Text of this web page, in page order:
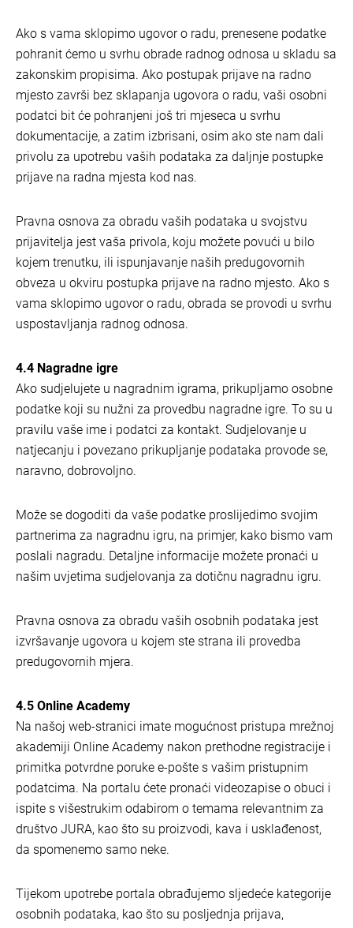
Ako s vama sklopimo ugovor o radu, prenesene podatke
pohranit ćemo u svrhu obrade radnog odnosa u skladu sa
zakonskim propisima. Ako postupak prijave na radno
mjesto završi bez sklapanja ugovora o radu, vaši osobni
podatci bit će pohranjeni još tri mjeseca u svrhu
dokumentacije, a zatim izbrisani, osim ako ste nam dali
privolu za upotrebu vaših podataka za daljnje postupke
prijave na radna mjesta kod nas.
Pravna osnova za obradu vaših podataka u svojstvu
prijavitelja jest vaša privola, koju možete povući u bilo
kojem trenutku, ili ispunjavanje naših predugovornih
obveza u okviru postupka prijave na radno mjesto. Ako s
vama sklopimo ugovor o radu, obrada se provodi u svrhu
uspostavljanja radnog odnosa.
4.4 Nagradne igre
Ako sudjelujete u nagradnim igrama, prikupljamo osobne
podatke koji su nužni za provedbu nagradne igre. To su u
pravilu vaše ime i podatci za kontakt. Sudjelovanje u
natjecanju i povezano prikupljanje podataka provode se,
naravno, dobrovoljno.
Može se dogoditi da vaše podatke proslijedimo svojim
partnerima za nagradnu igru, na primjer, kako bismo vam
poslali nagradu. Detaljne informacije možete pronaći u
našim uvjetima sudjelovanja za dotičnu nagradnu igru.
Pravna osnova za obradu vaših osobnih podataka jest
izvršavanje ugovora u kojem ste strana ili provedba
predugovornih mjera.
4.5 Online Academy
Na našoj web-stranici imate mogućnost pristupa mrežnoj
akademiji Online Academy nakon prethodne registracije i
primitka potvrdne poruke e-pošte s vašim pristupnim
podatcima. Na portalu ćete pronaći videozapise o obuci i
ispite s višestrukim odabirom o temama relevantnim za
društvo JURA, kao što su proizvodi, kava i usklađenost,
da spomenemo samo neke.
Tijekom upotrebe portala obrađujemo sljedeće kategorije
osobnih podataka, kao što su posljednja prijava,